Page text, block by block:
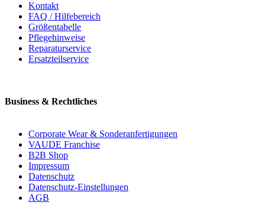
Kontakt
FAQ / Hilfebereich
Größentabelle
Pflegehinweise
Reparaturservice
Ersatzteilservice
Business & Rechtliches
Corporate Wear & Sonderanfertigungen
VAUDE Franchise
B2B Shop
Impressum
Datenschutz
Datenschutz-Einstellungen
AGB